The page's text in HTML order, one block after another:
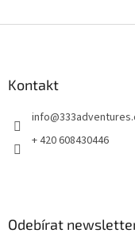
Kontakt
info@
+ 420 608430446
Odebírat